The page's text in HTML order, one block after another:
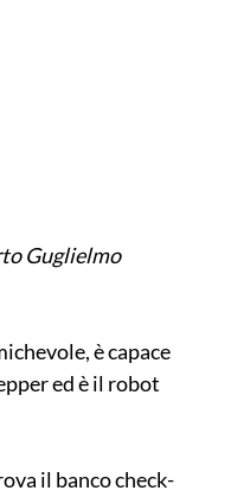
Guglielmo
è capace
ed è il robot
il banco check-